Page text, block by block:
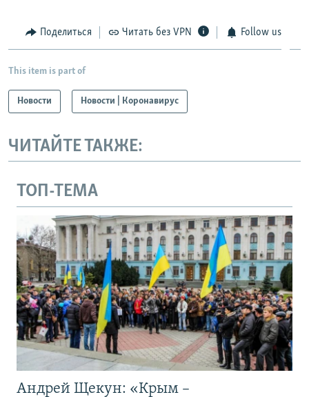
Поделиться Читать без VPN Follow us
This item is part of
Новости Новости | Коронавирус
ЧИТАЙТЕ ТАКЖЕ:
ТОП-ТЕМА
Андрей Щекун: «Крым –